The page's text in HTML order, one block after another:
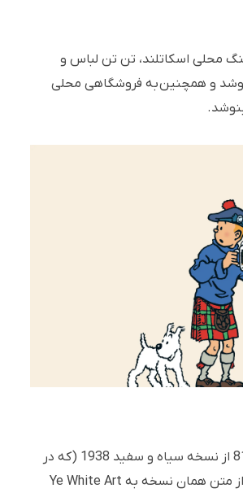
محلی اسکاتلند، تن تن لباس و
و همچنین به فروشگاهی محلی
Ye Dolphin، صفحه 81 از نسخه سیاه و سفید 1938 (که در
سومین تصویر خارج از متن همان نسخه به Ye White Art